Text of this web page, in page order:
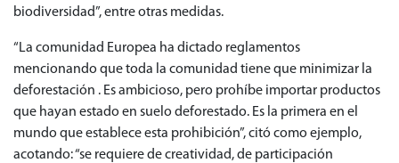
biodiversidad”, entre otras medidas.
“La comunidad Europea ha dictado reglamentos
mencionando que toda la comunidad tiene que minimizar la
deforestación . Es ambicioso, pero prohíbe importar productos
que hayan estado en suelo deforestado. Es la primera en el
mundo que establece esta prohibición”, citó como ejemplo,
acotando: “se requiere de creatividad, de participación